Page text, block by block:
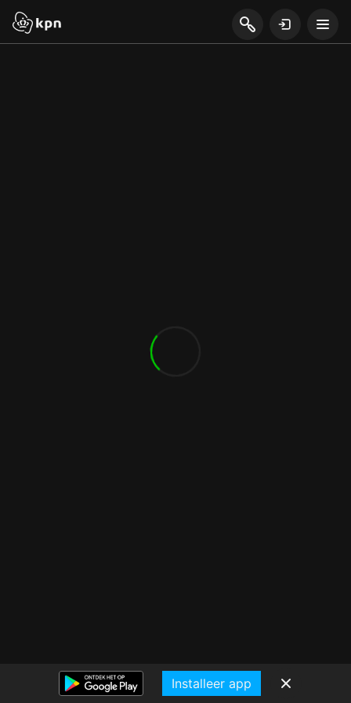
Installeer app